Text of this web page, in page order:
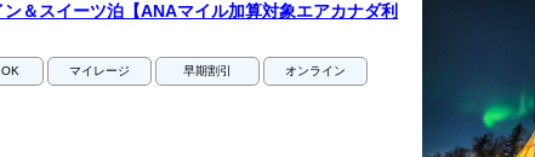
＆スイーツ泊【ANAマイル加算対象エアカナダ利
マイレージ 早期割引 オンライン